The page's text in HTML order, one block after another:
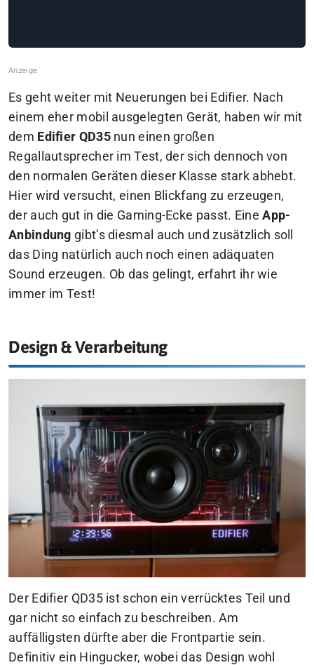
Es geht weiter mit Neuerungen bei Edifier. Nach
einem eher mobil ausgelegten Gerät, haben wir mit
dem Edifier QD35nun einen großen
Regallautsprecher im Test, der sich dennoch von
den normalen Geräten dieser Klasse stark abhebt.
Hier wird versucht, einen Blickfang zu erzeugen,
der auch gut in die Gaming-Ecke passt. EineApp-
Anbindung gibt’s diesmal auch und zusätzlich soll
das Ding natürlich auch noch einen adäquaten
Sound erzeugen. Ob das gelingt, erfahrt ihr wie
immer im Test!
Design & Verarbeitung
Der Edifier QD35 ist schon ein verrücktes Teil und
gar nicht so einfach zu beschreiben. Am
auffälligsten dürfte aber die Frontpartie sein.
Definitiv ein Hingucker, wobei das Design wohl